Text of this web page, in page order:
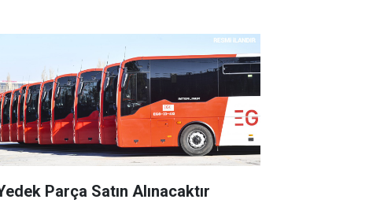
Parça Satın Alınacaktır